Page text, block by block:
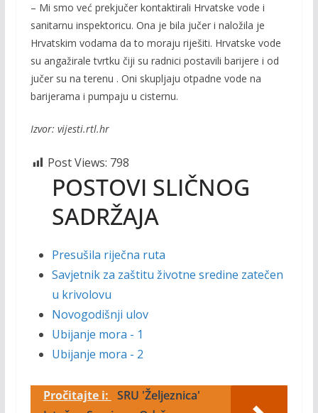
– Mi smo već prekjučer kontaktirali Hrvatske vode i
sanitarnu inspektoricu. Ona je bila jučer i naložila je
Hrvatskim vodama da to moraju riješiti. Hrvatske vode
su angažirale tvrtku čiji su radnici postavili barijere i od
jučer su na terenu . Oni skupljaju otpadne vode na
barijerama i pumpaju u cisternu.
Izvor: vijesti.rtl.hr
Post Views: 798
POSTOVI SLIČNOG
SADRŽAJA
Presušila riječna ruta
Savjetnik za zaštitu životne sredine zatečen
u krivolovu
Novogodišnji ulov
Ubijanje mora - 1
Ubijanje mora - 2
Pročitajte i: SRU 'Željeznica'